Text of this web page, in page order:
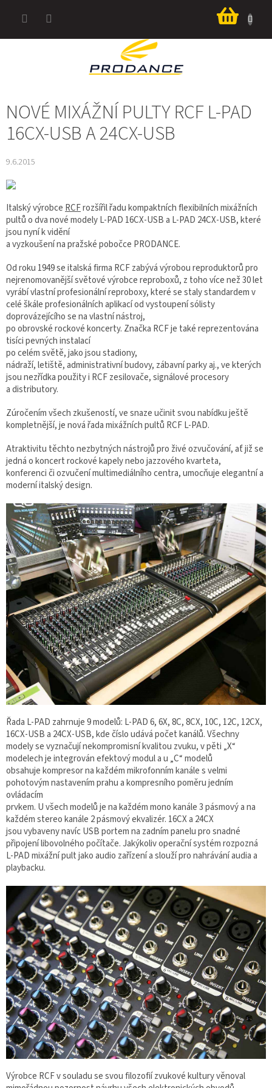
košík
NOVÉ MIXÁŽNÍ PULTY RCF L-PAD
16CX-USB A 24CX-USB
9.6.2015
Italský výrobce RCFrozšířil řadu kompaktních flexibilních mixážních
pultů o dva nové modely L-PAD 16CX-USB a L-PAD 24CX-USB, které
jsou nyní k vidění
a vyzkoušení na pražské pobočce PRODANCE.
Od roku 1949 se italská firma RCF zabývá výrobou reproduktorů pro
nejrenomovanější světové výrobce reproboxů, z toho více než 30 let
vyrábí vlastní profesionální reproboxy, které se staly standardem v
celé škále profesionálních aplikací od vystoupení sólisty
doprovázejícího se na vlastní nástroj,
po obrovské rockové koncerty. Značka RCF je také reprezentována
tisíci pevných instalací
po celém světě, jako jsou stadiony,
nádraží, letiště, administrativní budovy, zábavní parky aj., ve kterých
jsou nezřídka použity i RCF zesilovače, signálové procesory
a distributory.
Zúročením všech zkušeností, ve snaze učinit svou nabídku ještě
kompletnější, je nová řada mixážních pultů RCF L-PAD.
Atraktivitu těchto nezbytných nástrojů pro živé ozvučování, ať již se
jedná o koncert rockové kapely nebo jazzového kvarteta,
konferenci či ozvučení multimediálního centra, umocňuje elegantní a
moderní italský design.
Řada L-PAD zahrnuje 9 modelů: L-PAD 6, 6X, 8C, 8CX, 10C, 12C, 12CX,
16CX-USB a 24CX-USB, kde číslo udává počet kanálů. Všechny
modely se vyznačují nekompromisní kvalitou zvuku, v pěti „X“
modelech je integrován efektový modul a u „C“ modelů
obsahuje kompresor na každém mikrofonním kanále s velmi
pohotovým nastavením prahu a kompresního poměru jedním
ovládacím
prvkem. U všech modelů je na každém mono kanále 3 pásmový a na
každém stereo kanále 2 pásmový ekvalizér. 16CX a 24CX
jsou vybaveny navíc USB portem na zadním panelu pro snadné
připojení libovolného počítače. Jakýkoliv operační systém rozpozná
L-PAD mixážní pult jako audio zařízení a slouží pro nahrávání audia a
playbacku.
Výrobce RCF v souladu se svou filozofií zvukové kultury věnoval